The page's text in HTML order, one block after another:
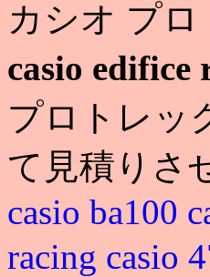
カシオ プロ
casio edifice
プロトレッ
て見積りさ
casio ba100
racing casio